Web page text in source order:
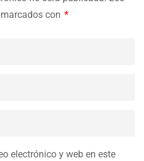
con *
electrónico y web en este